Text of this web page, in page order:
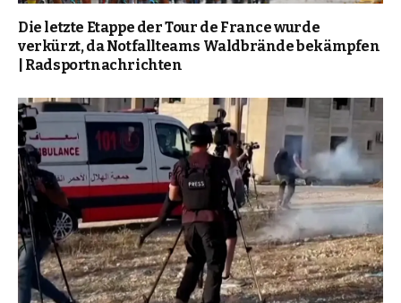
Die letzte Etappe der Tour de France wurde
verkürzt, da Notfallteams Waldbrände bekämpfen
| Radsportnachrichten